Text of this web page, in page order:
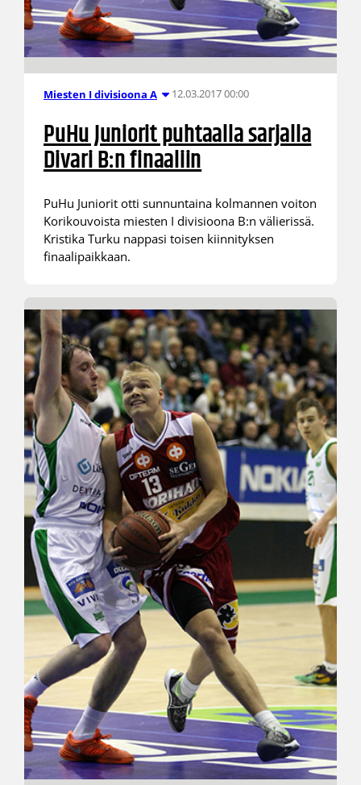
Miesten I divisioona A 12.03.2017 00:00
PuHu Juniorit puhtaalla sarjalla
Divari B:n finaaliin
PuHu Juniorit otti sunnuntaina kolmannen voiton
Korikouvoista miesten I divisioona B:n välierissä.
Kristika Turku nappasi toisen kiinnityksen
finaalipaikkaan.